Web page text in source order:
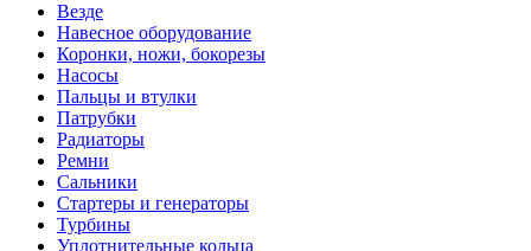
Везде
Навесное оборудование
Коронки, ножи, бокорезы
Насосы
Пальцы и втулки
Патрубки
Радиаторы
Ремни
Сальники
Стартеры и генераторы
Турбины
Уплотнительные кольца